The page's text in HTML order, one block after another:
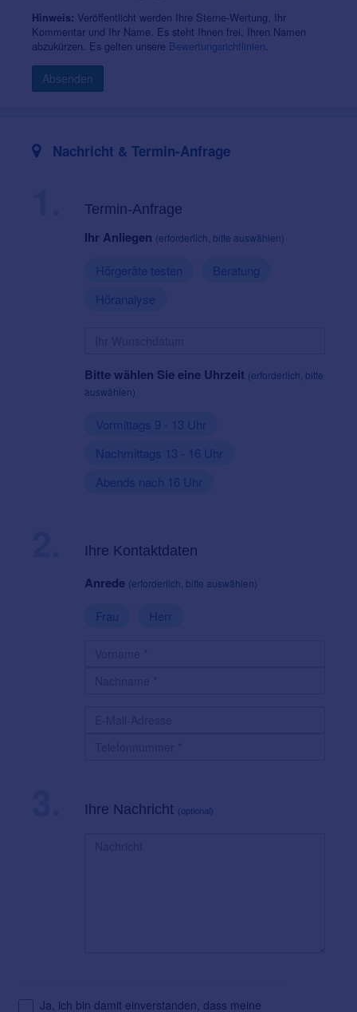
Hinweis: Veröffentlicht werden Ihre Sterne-Wertung, Ihr
Kommentar und Ihr Name. Es steht Ihnen frei, Ihren Namen
abzukürzen. Es gelten unsere Bewertungsrichtlinien.
Absenden
Nachricht & Termin-Anfrage
Termin-Anfrage
Ihr Anliegen (erforderlich, bitte auswählen)
Hörgeräte testen
Beratung
Höranalyse
Bitte wählen Sie eine Uhrzeit (erforderlich, bitte
auswählen)
Vormittags 9 - 13 Uhr
Nachmittags 13 - 16 Uhr
Abends nach 16 Uhr
Ihre Kontaktdaten
Anrede (erforderlich, bitte auswählen)
Frau Herr
Ihre Nachricht (optional)
Ja, ich bin damit einverstanden, dass meine